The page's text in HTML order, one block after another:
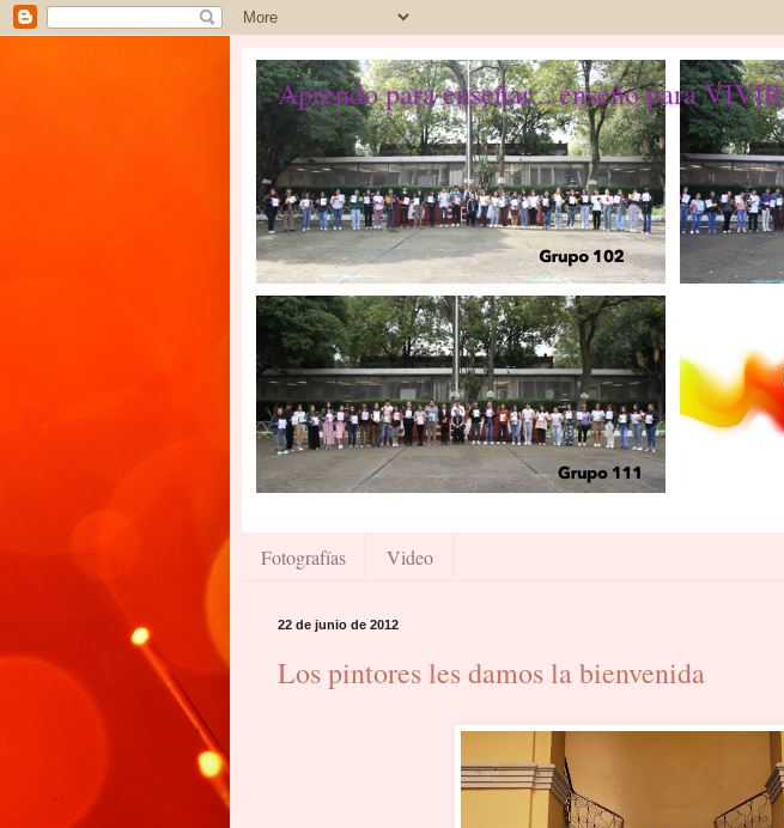
Aprendo para enseñar... enseño para VIVIR
Fotografías Video
22 de junio de 2012
Los pintores les damos la bienvenida